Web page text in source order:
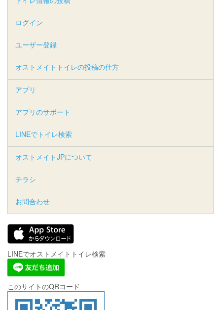
ログイン
ユーザー登録
オストメイトトイレの投稿の仕方
アプリ
アプリのサポート
LINEでトイレ検索
オストメイトJPについて
チラシ
お問合わせ
LINEでオストメイトトイレ検索
このサイトのQRコード